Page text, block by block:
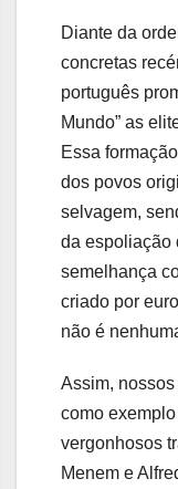
Diante da
concretas
português
Mundo” as
Essa
dos povos
selvagem,
da espoliação
semelhança
criado por
não é
Assim,
como
vergonhosos
Menem e